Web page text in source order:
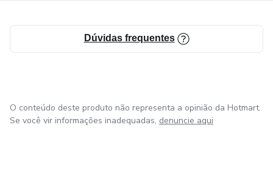
Dúvidas frequentes
O conteúdo deste produto não representa a opinião da Hotmart.
Se você vir informações inadequadas, denuncie aqui